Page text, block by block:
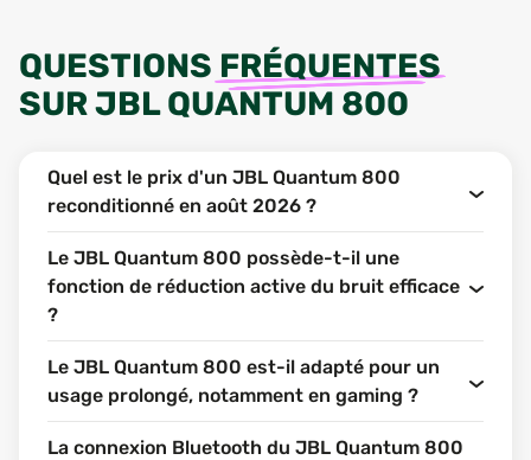
QUESTIONS FRÉQUENTES
SURJBL QUANTUM 800
Quel est le prix d'un JBL Quantum 800
reconditionné en août 2026 ?
Le JBL Quantum 800 possède-t-il une
fonction de réduction active du bruit efficace
?
Le JBL Quantum 800 est-il adapté pour un
usage prolongé, notamment en gaming ?
La connexion Bluetooth du JBL Quantum 800